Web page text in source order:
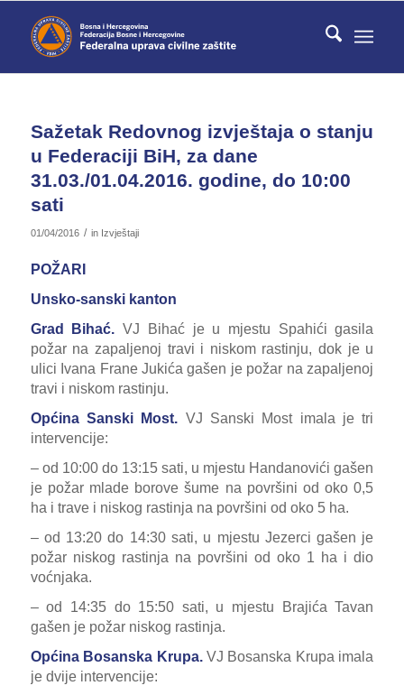
Sažetak Redovnog izvještaja o stanju
u Federaciji BiH, za dane
31.03./01.04.2016. godine, do 10:00
sati
01/04/2016 / in Izvještaji
POŽARI
Unsko-sanski kanton
Grad Bihać. VJ Bihać je u mjestu Spahići gasila
požar na zapaljenoj travi i niskom rastinju, dok je u
ulici Ivana Frane Jukića gašen je požar na zapaljenoj
travi i niskom rastinju.
Općina Sanski Most. VJ Sanski Most imala je tri
intervencije:
– od 10:00 do 13:15 sati, u mjestu Handanovići gašen
je požar mlade borove šume na površini od oko 0,5
ha i trave i niskog rastinja na površini od oko 5 ha.
– od 13:20 do 14:30 sati, u mjestu Jezerci gašen je
požar niskog rastinja na površini od oko 1 ha i dio
voćnjaka.
– od 14:35 do 15:50 sati, u mjestu Brajića Tavan
gašen je požar niskog rastinja.
Općina Bosanska Krupa.VJ Bosanska Krupa imala
je dvije intervencije: